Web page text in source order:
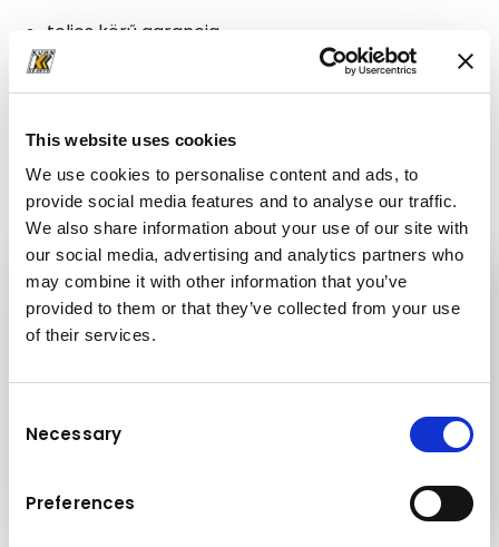
This website uses cookies
We use cookies to personalise content and ads, to
provide social media features and to analyse our traffic.
We also share information about your use of our site with
our social media, advertising and analytics partners who
may combine it with other information that you’ve
provided to them or that they’ve collected from your use
of their services.
Selection
Necessary
Preferences
teljes körű garancia,
teljes körű garancia csak a pótalkatrészekre,
teljes körű garancia a hajtásláncra,
vonatkozó garancia.